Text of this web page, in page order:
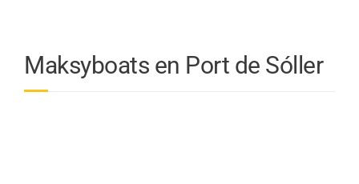
Maksyboats en Port de Sóller